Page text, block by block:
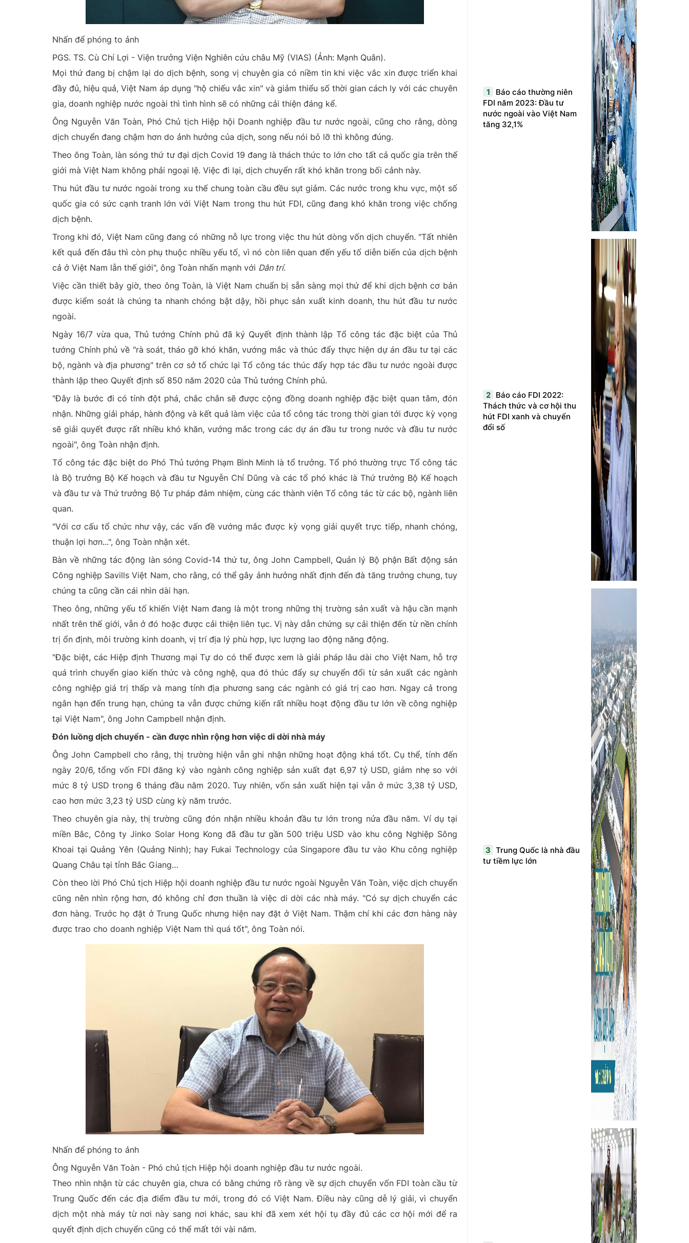
Nhấn để phóng to ảnh
PGS. TS. Cù Chí Lợi - Viện trưởng Viện Nghiên cứu châu Mỹ (VIAS) (Ảnh: Mạnh Quân).
Mọi thứ đang bị chậm lại do dịch bệnh, song vị chuyên gia có niềm tin khi việc vắc xin được triển khai
đầy đủ, hiệu quả, Việt Nam áp dụng "hộ chiếu vắc xin" và giảm thiểu số thời gian cách ly với các chuyên
gia, doanh nghiệp nước ngoài thì tình hình sẽ có những cải thiện đáng kể.
Ông Nguyễn Văn Toàn, Phó Chủ tịch Hiệp hội Doanh nghiệp đầu tư nước ngoài, cũng cho rằng, dòng
dịch chuyển đang chậm hơn do ảnh hưởng của dịch, song nếu nói bỏ lỡ thì không đúng.
Theo ông Toàn, làn sóng thứ tư đại dịch Covid 19 đang là thách thức to lớn cho tất cả quốc gia trên thế
giới mà Việt Nam không phải ngoại lệ. Việc đi lại, dịch chuyển rất khó khăn trong bối cảnh này.
Thu hút đầu tư nước ngoài trong xu thế chung toàn cầu đều sụt giảm. Các nước trong khu vực, một số
quốc gia có sức cạnh tranh lớn với Việt Nam trong thu hút FDI, cũng đang khó khăn trong việc chống
dịch bệnh.
Trong khi đó, Việt Nam cũng đang có những nỗ lực trong việc thu hút dòng vốn dịch chuyển. "Tất nhiên
kết quả đến đâu thì còn phụ thuộc nhiều yếu tố, vì nó còn liên quan đến yếu tố diễn biến của dịch bệnh
cả ở Việt Nam lẫn thế giới", ông Toàn nhấn mạnh với Dân trí.
Việc cần thiết bây giờ, theo ông Toàn, là Việt Nam chuẩn bị sẵn sàng mọi thứ để khi dịch bệnh cơ bản
được kiểm soát là chúng ta nhanh chóng bật dậy, hồi phục sản xuất kinh doanh, thu hút đầu tư nước
ngoài.
Ngày 16/7 vừa qua, Thủ tướng Chính phủ đã ký Quyết định thành lập Tổ công tác đặc biệt của Thủ
tướng Chính phủ về "rà soát, tháo gỡ khó khăn, vướng mắc và thúc đẩy thực hiện dự án đầu tư tại các
bộ, ngành và địa phương" trên cơ sở tổ chức lại Tổ công tác thúc đẩy hợp tác đầu tư nước ngoài được
thành lập theo Quyết định số 850 năm 2020 của Thủ tướng Chính phủ.
"Đây là bước đi có tính đột phá, chắc chắn sẽ được cộng đồng doanh nghiệp đặc biệt quan tâm, đón
nhận. Những giải pháp, hành động và kết quả làm việc của tổ công tác trong thời gian tới được kỳ vọng
sẽ giải quyết được rất nhiều khó khăn, vướng mắc trong các dự án đầu tư trong nước và đầu tư nước
ngoài", ông Toàn nhận định.
Tổ công tác đặc biệt do Phó Thủ tướng Phạm Bình Minh là tổ trưởng. Tổ phó thường trực Tổ công tác
là Bộ trưởng Bộ Kế hoạch và đầu tư Nguyễn Chí Dũng và các tổ phó khác là Thứ trưởng Bộ Kế hoạch
và đầu tư và Thứ trưởng Bộ Tư pháp đảm nhiệm, cùng các thành viên Tổ công tác từ các bộ, ngành liên
quan.
"Với cơ cấu tổ chức như vậy, các vấn đề vướng mắc được kỳ vọng giải quyết trực tiếp, nhanh chóng,
thuận lợi hơn...", ông Toàn nhận xét.
Bàn về những tác động làn sóng Covid-14 thứ tư, ông John Campbell, Quản lý Bộ phận Bất động sản
Công nghiệp Savills Việt Nam, cho rằng, có thể gây ảnh hưởng nhất định đến đà tăng trưởng chung, tuy
chúng ta cũng cần cái nhìn dài hạn.
Theo ông, những yếu tố khiến Việt Nam đang là một trong những thị trường sản xuất và hậu cần mạnh
nhất trên thế giới, vẫn ở đó hoặc được cải thiện liên tục. Vị này dẫn chứng sự cải thiện đến từ nền chính
trị ổn định, môi trường kinh doanh, vị trí địa lý phù hợp, lực lượng lao động năng động.
"Đặc biệt, các Hiệp định Thương mại Tự do có thể được xem là giải pháp lâu dài cho Việt Nam, hỗ trợ
quá trình chuyển giao kiến thức và công nghệ, qua đó thúc đẩy sự chuyển đổi từ sản xuất các ngành
công nghiệp giá trị thấp và mang tính địa phương sang các ngành có giá trị cao hơn. Ngay cả trong
ngắn hạn đến trung hạn, chúng ta vẫn được chứng kiến rất nhiều hoạt động đầu tư lớn về công nghiệp
tại Việt Nam", ông John Campbell nhận định.
Đón luồng dịch chuyển - cần được nhìn rộng hơn việc di dời nhà máy
Ông John Campbell cho rằng, thị trường hiện vẫn ghi nhận những hoạt động khá tốt. Cụ thể, tính đến
ngày 20/6, tổng vốn FDI đăng ký vào ngành công nghiệp sản xuất đạt 6,97 tỷ USD, giảm nhẹ so với
mức 8 tỷ USD trong 6 tháng đầu năm 2020. Tuy nhiên, vốn sản xuất hiện tại vẫn ở mức 3,38 tỷ USD,
cao hơn mức 3,23 tỷ USD cùng kỳ năm trước.
Theo chuyên gia này, thị trường cũng đón nhận nhiều khoản đầu tư lớn trong nửa đầu năm. Ví dụ tại
miền Bắc, Công ty Jinko Solar Hong Kong đã đầu tư gần 500 triệu USD vào khu công Nghiệp Sông
Khoai tại Quảng Yên (Quảng Ninh); hay Fukai Technology của Singapore đầu tư vào Khu công nghiệp
Quang Châu tại tỉnh Bắc Giang…
Còn theo lời Phó Chủ tịch Hiệp hội doanh nghiệp đầu tư nước ngoài Nguyễn Văn Toàn, việc dịch chuyển
cũng nên nhìn rộng hơn, đó không chỉ đơn thuần là việc di dời các nhà máy. "Có sự dịch chuyển các
đơn hàng. Trước họ đặt ở Trung Quốc nhưng hiện nay đặt ở Việt Nam. Thậm chí khi các đơn hàng này
được trao cho doanh nghiệp Việt Nam thì quá tốt", ông Toàn nói.
Nhấn để phóng to ảnh
Ông Nguyễn Văn Toàn - Phó chủ tịch Hiệp hội doanh nghiệp đầu tư nước ngoài.
Theo nhìn nhận từ các chuyên gia, chưa có bằng chứng rõ ràng về sự dịch chuyển vốn FDI toàn cầu từ
Trung Quốc đến các địa điểm đầu tư mới, trong đó có Việt Nam. Ðiều này cũng dễ lý giải, vì chuyển
dịch một nhà máy từ nơi này sang nơi khác, sau khi đã xem xét hội tụ đầy đủ các cơ hội mới để ra
quyết định dịch chuyển cũng có thể mất tới vài năm.
1
Báo cáo thường niên
FDI năm 2023: Đầu tư
nước ngoài vào Việt Nam
tăng 32,1%
2
Báo cáo FDI 2022:
Thách thức và cơ hội thu
hút FDI xanh và chuyển
đổi số
3 Trung Quốc là nhà đầu
tư tiềm lực lớn